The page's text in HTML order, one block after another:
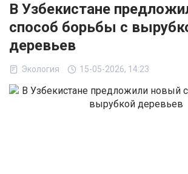
В Узбекистане
способ борьбы с
деревьев
Экология 15-05-2026, 14:23